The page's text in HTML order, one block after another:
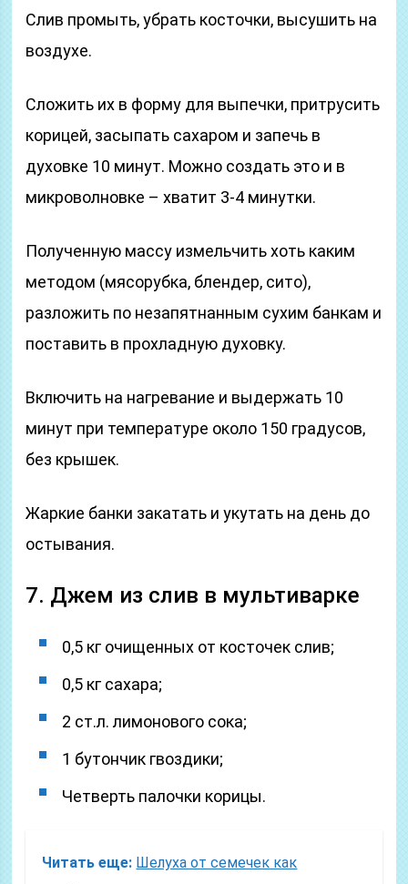
Слив промыть, убрать косточки, высушить на
воздухе.
Сложить их в форму для выпечки, притрусить
корицей, засыпать сахаром и запечь в
духовке 10 минут. Можно создать это и в
микроволновке – хватит 3-4 минутки.
Полученную массу измельчить хоть каким
методом (мясорубка, блендер, сито),
разложить по незапятнанным сухим банкам и
поставить в прохладную духовку.
Включить на нагревание и выдержать 10
минут при температуре около 150 градусов,
без крышек.
Жаркие банки закатать и укутать на день до
остывания.
7. Джем из слив в мультиварке
0,5 кг очищенных от косточек слив;
0,5 кг сахара;
2 ст.л. лимонового сока;
1 бутончик гвоздики;
Четверть палочки корицы.
Читать еще: Шелуха от семечек как